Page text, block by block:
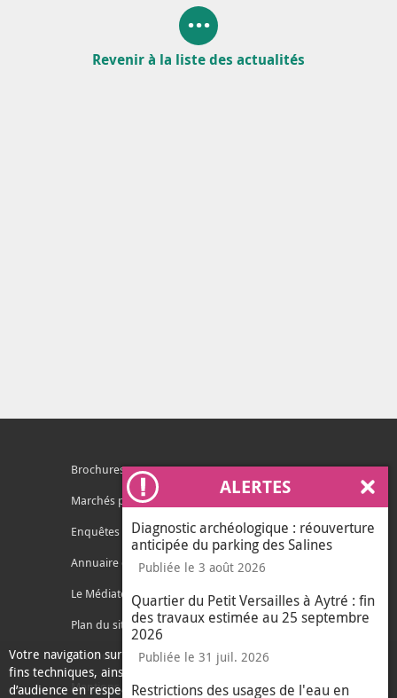
Votre navigation sur ce site nécessite l’usage de cookies pour des
fins techniques, ainsi que des cookies anonymisés de mesure
d’audience en respect de la législation relative aux données à
ALERTES
Diagnostic archéologique : réouverture
anticipée du parking des Salines
Publiée le 3 août 2026
Quartier du Petit Versailles à Aytré : fin
des travaux estimée au 25 septembre
2026
Publiée le 31 juil. 2026
Restrictions des usages de l'eau en
Revenir à la liste des actualités
Brochures
Marchés publics
Enquêtes publiques
Annuaire des services
Le Médiateur de l'Agglo
Plan du site
Contacter l'agglo
Mentions légales